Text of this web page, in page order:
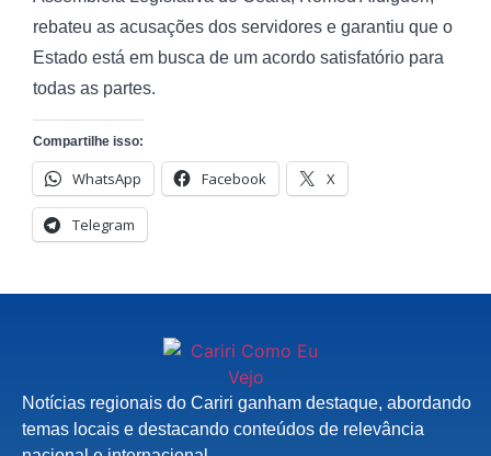
rebateu as acusações dos servidores e garantiu que o
Estado está em busca de um acordo satisfatório para
todas as partes.
Compartilhe isso:
WhatsApp Facebook X
Telegram
Notícias regionais do Cariri ganham destaque, abordando
temas locais e destacando conteúdos de relevância